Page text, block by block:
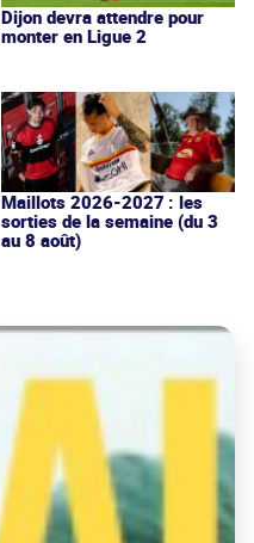
Dijon devra attendre pour
monter en Ligue 2
Maillots 2026-2027 : les
sorties de la semaine (du 3
au 8 août)